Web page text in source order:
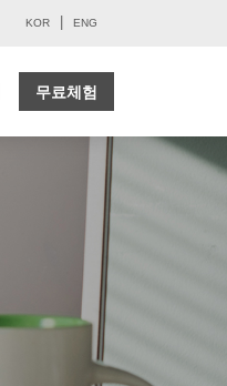
KOR ENG
무료체험